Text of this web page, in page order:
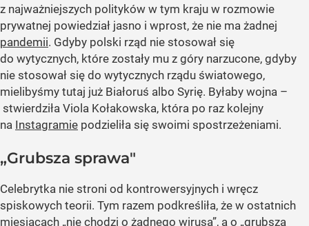
z najważniejszych polityków w tym kraju w rozmowie
prywatnej powiedział jasno i wprost, że nie ma żadnej
pandemii. Gdyby polski rząd nie stosował się
do wytycznych, które zostały mu z góry narzucone, gdyby
nie stosował się do wytycznych rządu światowego,
mielibyśmy tutaj już Białoruś albo Syrię. Byłaby wojna –
stwierdziła Viola Kołakowska, która po raz kolejny
na Instagramie podzieliła się swoimi spostrzeżeniami.
„Grubsza sprawa"
Celebrytka nie stroni od kontrowersyjnych i wręcz
spiskowych teorii. Tym razem podkreśliła, że w ostatnich
miesiącach „nie chodzi o żadnego wirusa”, a o „grubszą